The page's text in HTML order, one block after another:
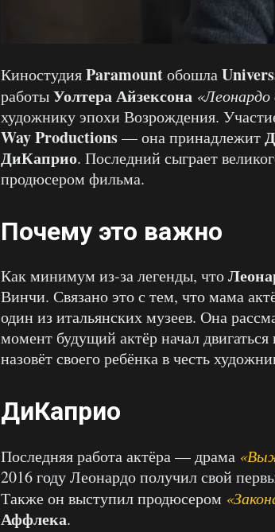
КиностудияParamountобошла
работыУолтера Айзексона
художнику эпохи Возрождения.
Way Productions— она принадлежит
ДиКаприо. Последний сыграет
продюсером фильма.
Почему это важно
Как минимум из-за легенды, что
Винчи. Связано это с тем, что мама
один из итальянских музеев. Она
момент будущий актёр начал
назовёт своего ребёнка в честь
ДиКаприо
Последняя работа актёра — драма
2016 году Леонардо получил свой
Также он выступил продюсером
Аффлека.